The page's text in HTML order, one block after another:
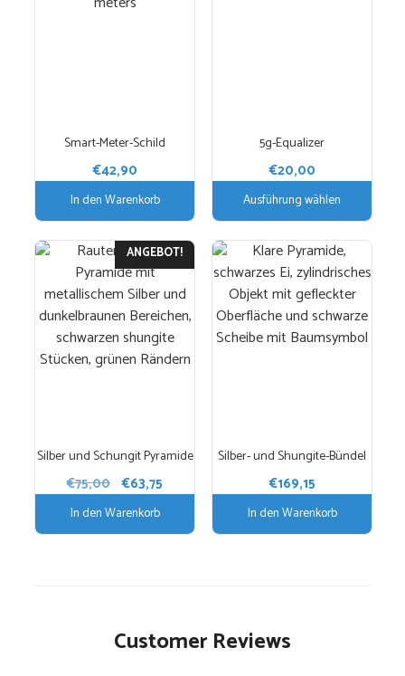
Smart-Meter-Schild
€42,90
In den Warenkorb
5g-Equalizer
€20,00
Ausführung wählen
Produktseite
gewählt
werden
ANGEBOT!
Silber und Schungit Pyramide
€75,00 Ursprünglicher
Preis
war:
€75,00
€63,75
€63,75.
In den Warenkorb
Silber- und Shungite-Bündel
€169,15
In den Warenkorb
Customer Reviews